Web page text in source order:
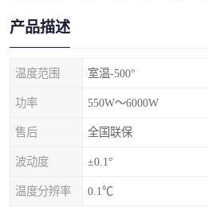
产品描述
温度范围 室温-500°
功率 550W～6000W
售后 全国联保
波动度 ±0.1°
温度分辨率 0.1℃